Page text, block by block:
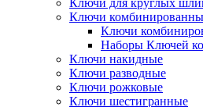
Ключи для круглых
Ключи
Ключи
Наборы Ключей
Ключи накидные
Ключи разводные
Ключи рожковые
Ключи шестигранные